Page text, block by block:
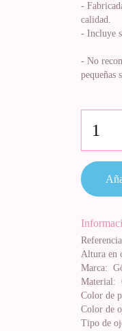
-
calidad.
- Incluye
- No
pequeñas
Altura en
Marca:
Material:
Color de
Color de
Tipo de